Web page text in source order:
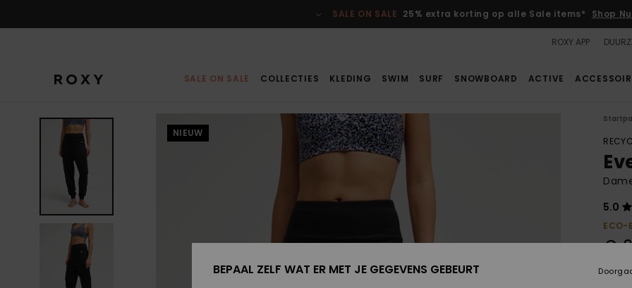
SALE ON SALE 25% extra korting op alle Sale items* Shop Nu
ROXY APP
SALE ON SALE COLLECTIES KLEDING SWIM SURF SNOWBOARD ACTIVE
NIEUW
5.0
ECO-
€
BEPAAL ZELF WAT ER MET JE GEGEVENS GEBEURT